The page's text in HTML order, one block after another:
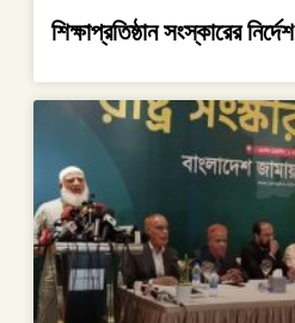
শিক্ষাপ্রতিষ্ঠান সংস্কারের নির্দেশ